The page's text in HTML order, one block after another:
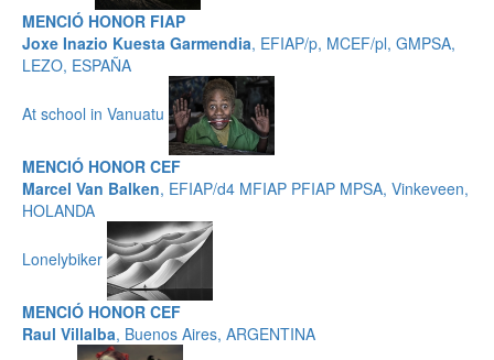
MENCIÓ HONOR FIAP
Joxe Inazio Kuesta Garmendia, EFIAP/p, MCEF/pl, GMPSA,
LEZO, ESPAÑA
At school in Vanuatu
MENCIÓ HONOR CEF
Marcel Van Balken, EFIAP/d4 MFIAP PFIAP MPSA, Vinkeveen,
HOLANDA
Lonelybiker
MENCIÓ HONOR CEF
Raul Villalba, Buenos Aires, ARGENTINA